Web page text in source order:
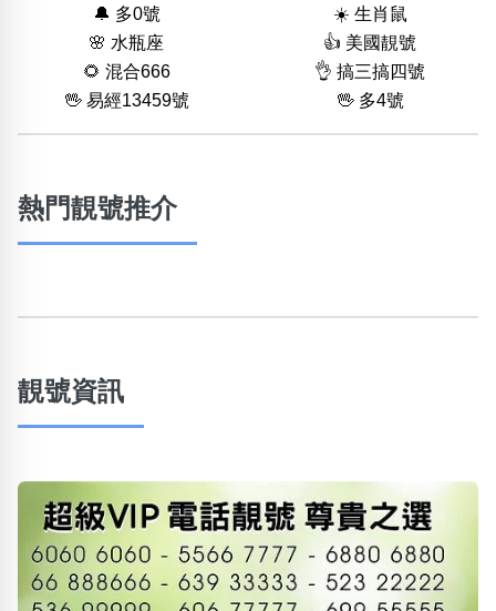
🔔 多0號
☀️ 生肖鼠
🌸 水瓶座
👍 美國靚號
🌻 混合666
👌 搞三搞四號
🖖 易經13459號
🖖 多4號
熱門靚號推介
靚號資訊